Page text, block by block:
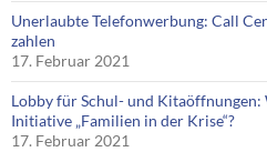
Unerlaubte Telefonwerbung: Call
zahlen
17. Februar 2021
Lobby für Schul- und
Initiative „Familien in der Krise“?
17. Februar 2021